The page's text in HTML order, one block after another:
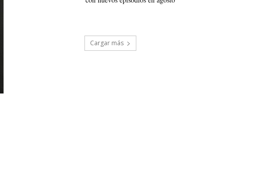
Cargar más